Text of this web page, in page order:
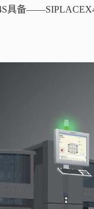
具备